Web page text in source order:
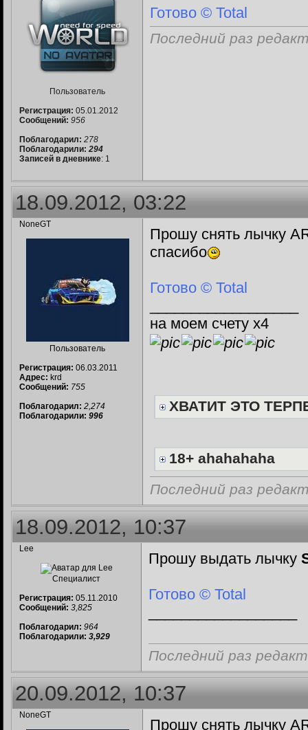
Пользователь
Регистрация: 05.01.2012
Сообщений: 956
Поблагодарил: 278
Поблагодарили: 294
Записей в дневнике: 1
Готово © Total
Последний раз
18.09.2012, 03:22
NoneGT
Пользователь
Регистрация: 06.03.2011
Адрес: krd
Сообщений: 755
Поблагодарил: 2,274
Поблагодарили: 996
Прошу снять лычку
спасибо
Готово © Total
на моем счету х4
ХВАТИТ ЭТО
18+ ahahahaha
Последний раз
18.09.2012, 10:37
Lee
Специалист
Регистрация: 05.11.2010
Сообщений: 3,825
Поблагодарил: 964
Поблагодарили: 3,929
Прошу выдать лычку
Готово © Total
Последний раз
20.09.2012, 10:37
NoneGT
Прошу снять лычку